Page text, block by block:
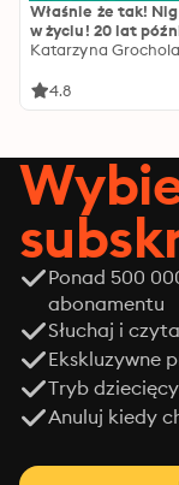
Właśnie że tak!
w życiu! 20 lat
Katarzyna Grochola
4.8
Ponad 500
abonamentu
Słuchaj i
Ekskluzywne
Tryb
Anuluj kiedy